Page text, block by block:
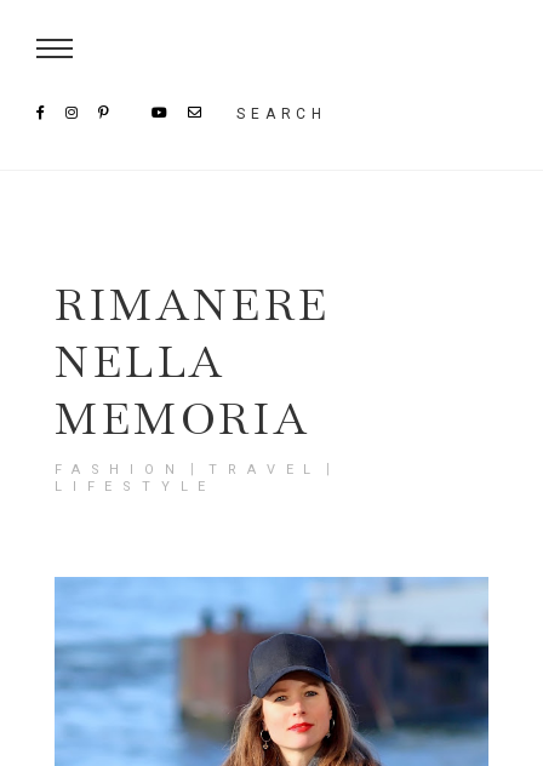
SEARCH
RIMANERE
NELLA
MEMORIA
FASHION〡TRAVEL〡
LIFESTYLE